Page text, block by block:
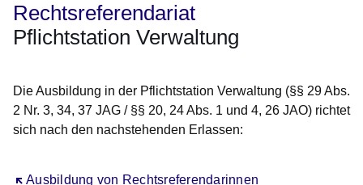
Rechtsreferendariat
Pflichtstation Verwaltung
Die Ausbildung in der Pflichtstation Verwaltung (§§ 29 Abs.
2 Nr. 3, 34, 37 JAG / §§ 20, 24 Abs. 1 und 4, 26 JAO) richtet
sich nach den nachstehenden Erlassen:
Ausbildung von Rechtsreferendarinnen
Öffnet sich in einem neuen Fenster